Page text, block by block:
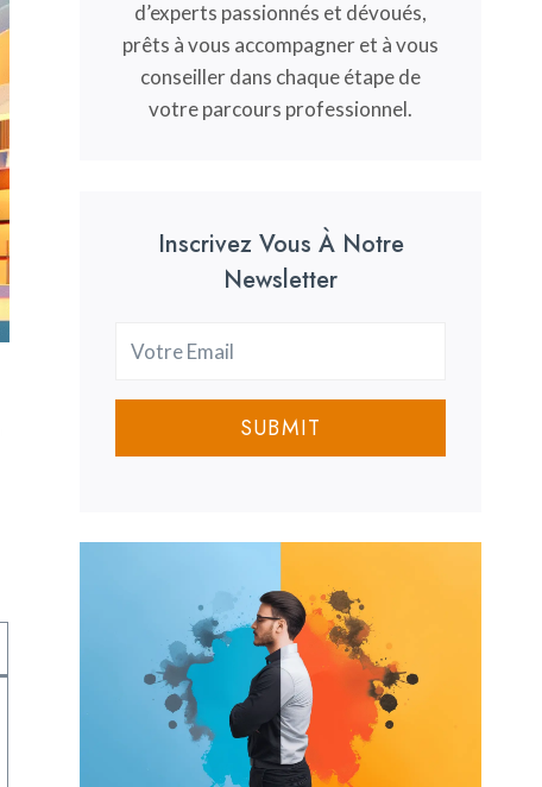
d’experts passionnés et dévoués,
prêts à vous accompagner et à vous
conseiller dans chaque étape de
votre parcours professionnel.
Inscrivez Vous À Notre
Newsletter
SUBMIT